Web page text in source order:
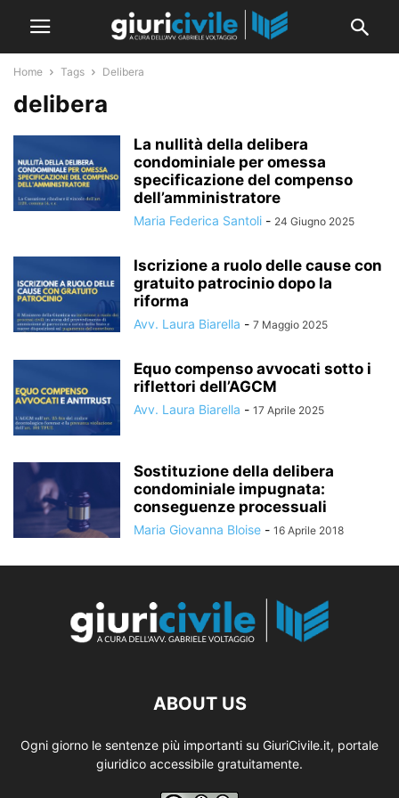
Home Tags Delibera
delibera
La nullità della delibera
condominiale per omessa
specificazione del compenso
dell’amministratore
Maria Federica Santoli - 24 Giugno 2025
Iscrizione a ruolo delle cause con
gratuito patrocinio dopo la
riforma
Avv. Laura Biarella - 7 Maggio 2025
Equo compenso avvocati sotto i
riflettori dell’AGCM
Avv. Laura Biarella - 17 Aprile 2025
Sostituzione della delibera
condominiale impugnata:
conseguenze processuali
Maria Giovanna Bloise - 16 Aprile 2018
ABOUT US
Ogni giorno le sentenze più importanti su GiuriCivile.it, portale
giuridico accessibile gratuitamente.